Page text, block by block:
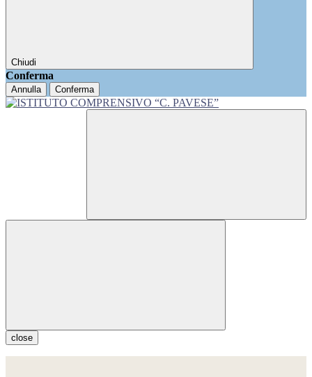
Chiudi
Conferma
Annulla Conferma
close